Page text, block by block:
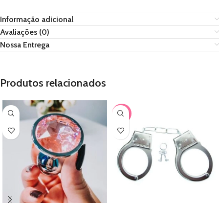
Informação adicional
Avaliações (0)
Nossa Entrega
Produtos relacionados
-17%